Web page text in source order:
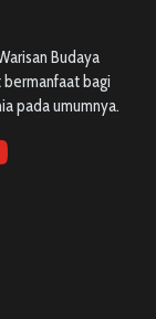
Budaya
bermanfaat bagi
pada umumnya.